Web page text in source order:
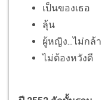
เป็นของเธอ
ลุ้น
ผู้หญิง...ไม่กล้า
ไม่ต้องหวังดี